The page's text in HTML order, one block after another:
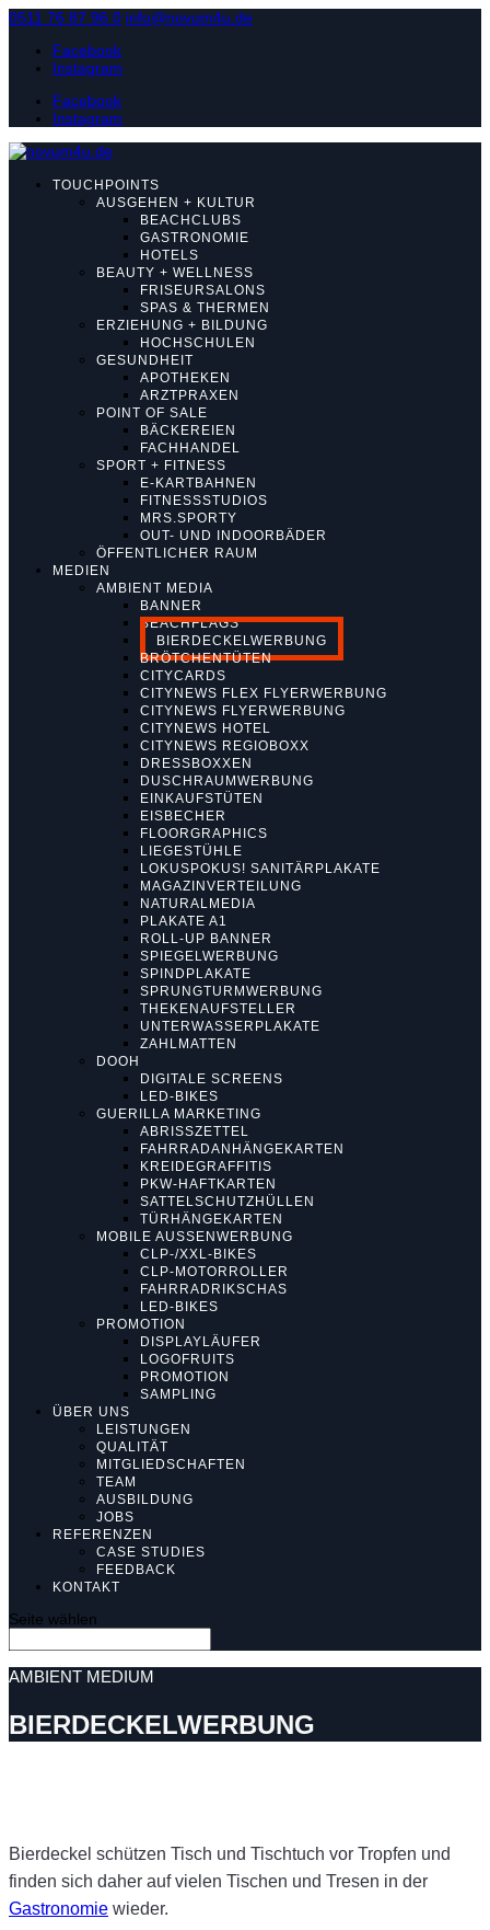
0511 76 87 96 0 info@novum4u.de
Facebook
Instagram
Facebook
Instagram
TOUCHPOINTS
AUSGEHEN + KULTUR
BEACHCLUBS
GASTRONOMIE
HOTELS
BEAUTY + WELLNESS
FRISEURSALONS
SPAS & THERMEN
ERZIEHUNG + BILDUNG
HOCHSCHULEN
GESUNDHEIT
APOTHEKEN
ARZTPRAXEN
POINT OF SALE
BÄCKEREIEN
FACHHANDEL
SPORT + FITNESS
E-KARTBAHNEN
FITNESSSTUDIOS
MRS.SPORTY
OUT- UND INDOORBÄDER
ÖFFENTLICHER RAUM
MEDIEN
AMBIENT MEDIA
BANNER
BEACHFLAGS
BIERDECKELWERBUNG
BRÖTCHENTÜTEN
CITYCARDS
CITYNEWS FLEX FLYERWERBUNG
CITYNEWS FLYERWERBUNG
CITYNEWS HOTEL
CITYNEWS REGIOBOXX
DRESSBOXXEN
DUSCHRAUMWERBUNG
EINKAUFSTÜTEN
EISBECHER
FLOORGRAPHICS
LIEGESTÜHLE
LOKUSPOKUS! SANITÄRPLAKATE
MAGAZINVERTEILUNG
NATURALMEDIA
PLAKATE A1
ROLL-UP BANNER
SPIEGELWERBUNG
SPINDPLAKATE
SPRUNGTURMWERBUNG
THEKENAUFSTELLER
UNTERWASSERPLAKATE
ZAHLMATTEN
DOOH
DIGITALE SCREENS
LED-BIKES
GUERILLA MARKETING
ABRISSZETTEL
FAHRRADANHÄNGEKARTEN
KREIDEGRAFFITIS
PKW-HAFTKARTEN
SATTELSCHUTZHÜLLEN
TÜRHÄNGEKARTEN
MOBILE AUSSENWERBUNG
CLP-/XXL-BIKES
CLP-MOTORROLLER
FAHRRADRIKSCHAS
LED-BIKES
PROMOTION
DISPLAYLÄUFER
LOGOFRUITS
PROMOTION
SAMPLING
ÜBER UNS
LEISTUNGEN
QUALITÄT
MITGLIEDSCHAFTEN
TEAM
AUSBILDUNG
JOBS
REFERENZEN
CASE STUDIES
FEEDBACK
KONTAKT
Seite wählen
AMBIENT MEDIUM
BIERDECKELWERBUNG
Bierdeckel schützen Tisch und Tischtuch vor Tropfen und
finden sich daher auf vielen Tischen und Tresen in der
Gastronomie wieder.